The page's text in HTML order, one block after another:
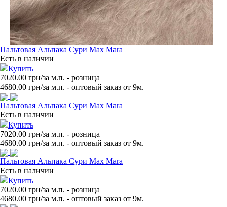
Пальтовая Альпака Сури Max Mara
Есть в наличии
Купить
7020.00 грн/за м.п. - розница
4680.00 грн/за м.п. - оптовый заказ от 9м.
Пальтовая Альпака Сури Max Mara
Есть в наличии
Купить
7020.00 грн/за м.п. - розница
4680.00 грн/за м.п. - оптовый заказ от 9м.
Пальтовая Альпака Сури Max Mara
Есть в наличии
Купить
7020.00 грн/за м.п. - розница
4680.00 грн/за м.п. - оптовый заказ от 9м.